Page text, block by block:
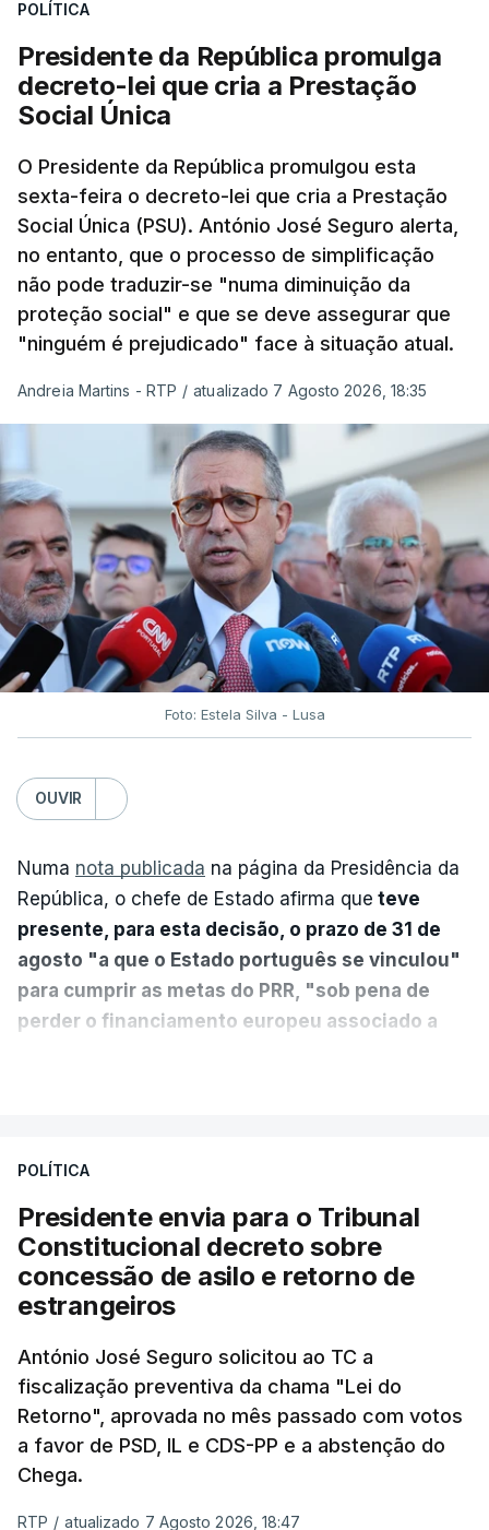
POLÍTICA
Presidente da República promulga
decreto-lei que cria a Prestação
Social Única
O Presidente da República promulgou esta
sexta-feira o decreto-lei que cria a Prestação
Social Única (PSU). António José Seguro alerta,
no entanto, que o processo de simplificação
não pode traduzir-se "numa diminuição da
proteção social" e que se deve assegurar que
"ninguém é prejudicado" face à situação atual.
Andreia Martins - RTP / atualizado 7 Agosto 2026, 18:35
Foto: Estela Silva - Lusa
OUVIR
Numa nota publicada na página da Presidência da
República, o chefe de Estado afirma que teve
presente, para esta decisão, o prazo de 31 de
agosto "a que o Estado português se vinculou"
para cumprir as metas do PRR, "sob pena de
perder o financiamento europeu associado a
sistema mais simples, mais justo e transparente".
"Sempre que seja possível reduzir burocracias,
eliminar sobreposições e garantir que os apoios
chegam a quem mais necessita, estaremos a dar
um passo na direção certa", argumenta o
Presidente da República.
Assegurar que "ninguém é
prejudicado"
POLÍTICA
Presidente envia para o Tribunal
Constitucional decreto sobre
concessão de asilo e retorno de
estrangeiros
António José Seguro solicitou ao TC a
fiscalização preventiva da chama "Lei do
Retorno", aprovada no mês passado com votos
a favor de PSD, IL e CDS-PP e a abstenção do
Chega.
RTP / atualizado 7 Agosto 2026, 18:47